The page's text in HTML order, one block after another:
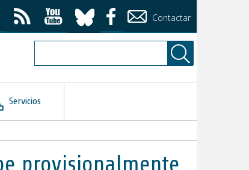
Contactar
Servicios
provisionalmente